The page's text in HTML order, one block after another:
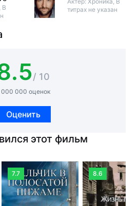
В
титрах не указан
/ 10
000 000 оценок
Оценить
этот фильм
7.7 8.6